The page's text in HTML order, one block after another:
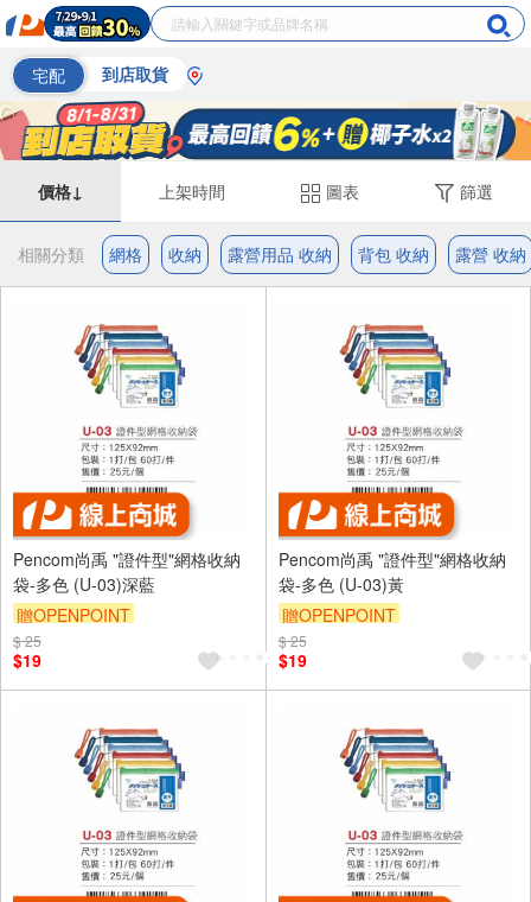
宅配 到店取貨
價格↓ 上架時間 圖表 篩選
相關分類 網格 收納 露營用品 收納 背包 收納 露營 收納
Pencom尚禹 "證件型"網格收納
袋-多色 (U-03)深藍
贈OPENPOINT
$ 25
$19
Pencom尚禹 "證件型"網格收納
袋-多色 (U-03)黃
贈OPENPOINT
$ 25
$19